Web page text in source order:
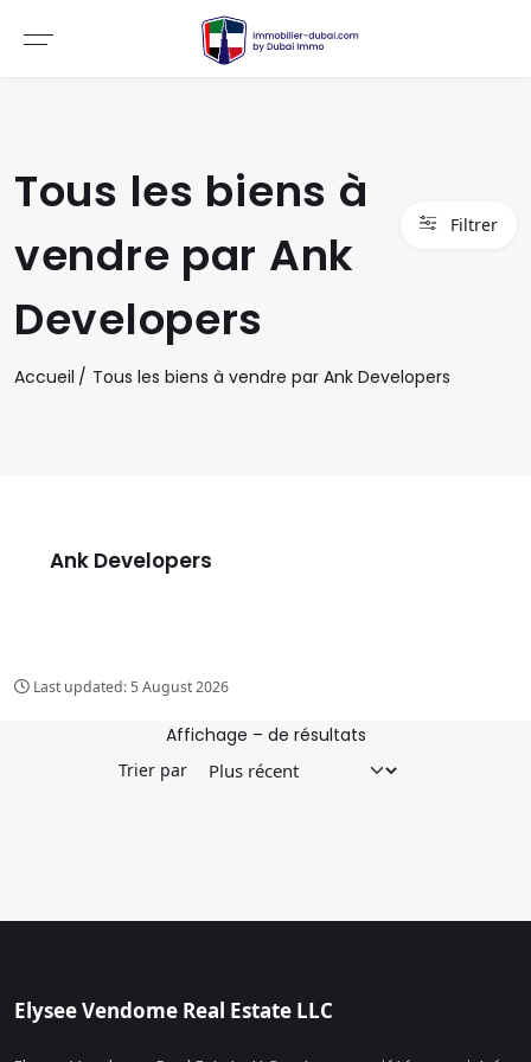
Tous les biens à
vendre par Ank
Developers
Accueil Tous les biens à vendre par Ank Developers
Filtrer
Ank Developers
Last updated: 5 August 2026
Affichage – de résultats
Trier par
Elysee Vendome Real Estate LLC